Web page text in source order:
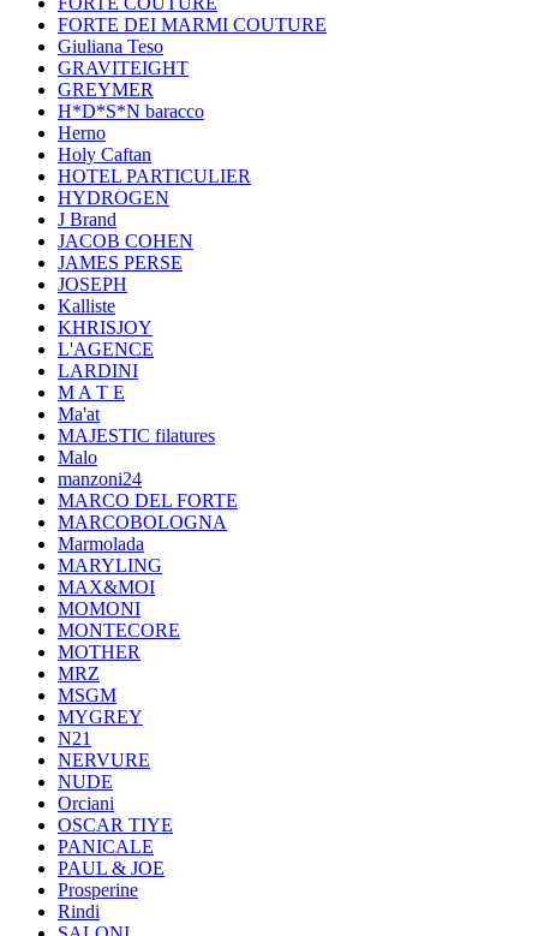
FORTE DEI MARMI COUTURE
Giuliana Teso
GRAVITEIGHT
GREYMER
H*D*S*N baracco
Herno
Holy Caftan
HOTEL PARTICULIER
HYDROGEN
J Brand
JACOB COHEN
JAMES PERSE
JOSEPH
Kalliste
KHRISJOY
L'AGENCE
LARDINI
M A T E
Ma'at
MAJESTIC filatures
Malo
manzoni24
MARCO DEL FORTE
MARCOBOLOGNA
Marmolada
MARYLING
MAX&MOI
MOMONI
MONTECORE
MOTHER
MRZ
MSGM
MYGREY
N21
NERVURE
NUDE
Orciani
OSCAR TIYE
PANICALE
PAUL & JOE
Prosperine
Rindi